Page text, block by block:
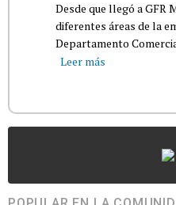
Desde que llegó a GFR
diferentes áreas de la
Departamento
Leer más